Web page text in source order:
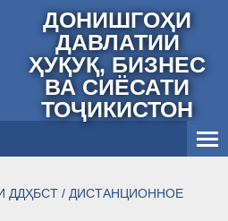
ДОНИШГОҲИ
ДАВЛАТИИ
ҲУҚУҚ, БИЗНЕС
ВА СИЁСАТИ
ТОҶИКИСТОН
ДДҲБСТ / ДИСТАНЦИОННОЕ